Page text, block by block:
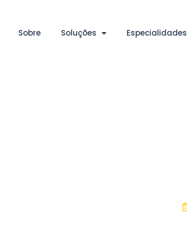
Sobre Soluções Especialidades